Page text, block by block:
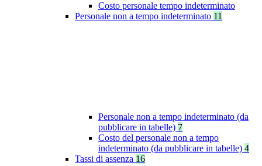
Costo personale tempo indeterminato
Personale non a tempo indeterminato 11
Personale non a tempo indeterminato (da
pubblicare in tabelle) 7
Costo del personale non a tempo
indeterminato (da pubblicare in tabelle) 4
Tassi di assenza 16